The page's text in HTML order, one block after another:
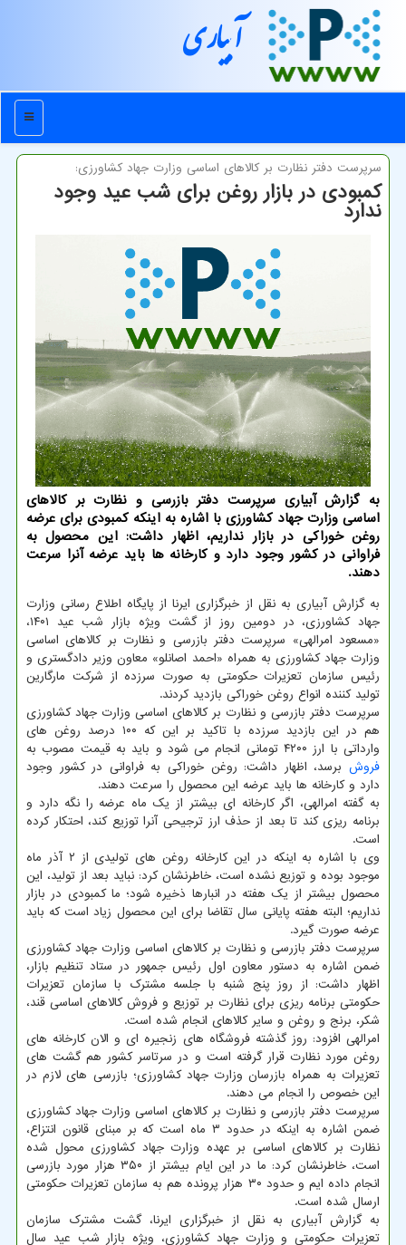
آبیاری
منو
سرپرست دفتر نظارت بر كالاهای اساسی وزارت جهاد كشاورزی:
کمبودی در بازار روغن برای شب عید وجود
ندارد
به گزارش آبیاری سرپرست دفتر بازرسی و نظارت بر کالاهای
اساسی وزارت جهاد کشاورزی با اشاره به اینکه کمبودی برای عرضه
روغن خوراکی در بازار نداریم، اظهار داشت: این محصول به
فراوانی در کشور وجود دارد و کارخانه ها باید عرضه آنرا سرعت
دهند.
به گزارش آبیاری به نقل از خبرگزاری ایرنا از پایگاه اطلاع رسانی وزارت
جهاد کشاورزی، در دومین روز از گشت ویژه بازار شب عید ۱۴۰۱،
«مسعود امرالهی» سرپرست دفتر بازرسی و نظارت بر کالاهای اساسی
وزارت جهاد کشاورزی به همراه «احمد اصانلو» معاون وزیر دادگستری و
رئیس سازمان تعزیرات حکومتی به صورت سرزده از شرکت مارگارین
تولید کننده انواع روغن خوراکی بازدید کردند.
سرپرست دفتر بازرسی و نظارت بر کالاهای اساسی وزارت جهاد کشاورزی
هم در این بازدید سرزده با تاکید بر این که ۱۰۰ درصد روغن های
وارداتی با ارز ۴۲۰۰ تومانی انجام می شود و باید به قیمت مصوب به
فروش برسد، اظهار داشت: روغن خوراکی به فراوانی در کشور وجود
دارد و کارخانه ها باید عرضه این محصول را سرعت دهند.
به گفته امرالهی، اگر کارخانه ای بیشتر از یک ماه عرضه را نگه دارد و
برنامه ریزی کند تا بعد از حذف ارز ترجیحی آنرا توزیع کند، احتکار کرده
است.
وی با اشاره به اینکه در این کارخانه روغن های تولیدی از ۲ آذر ماه
موجود بوده و توزیع نشده است، خاطرنشان کرد: نباید بعد از تولید، این
محصول بیشتر از یک هفته در انبارها ذخیره شود؛ ما کمبودی در بازار
نداریم؛ البته هفته پایانی سال تقاضا برای این محصول زیاد است که باید
عرضه صورت گیرد.
سرپرست دفتر بازرسی و نظارت بر کالاهای اساسی وزارت جهاد کشاورزی
ضمن اشاره به دستور معاون اول رئیس جمهور در ستاد تنظیم بازار،
اظهار داشت: از روز پنج شنبه با جلسه مشترک با سازمان تعزیرات
حکومتی برنامه ریزی برای نظارت بر توزیع و فروش کالاهای اساسی قند،
شکر، برنج و روغن و سایر کالاهای انجام شده است.
امرالهی افزود: روز گذشته فروشگاه های زنجیره ای و الان کارخانه های
روغن مورد نظارت قرار گرفته است و در سرتاسر کشور هم گشت های
تعزیرات به همراه بازرسان وزارت جهاد کشاورزی؛ بازرسی های لازم در
این خصوص را انجام می دهند.
سرپرست دفتر بازرسی و نظارت بر کالاهای اساسی وزارت جهاد کشاورزی
ضمن اشاره به اینکه در حدود ۳ ماه است که بر مبنای قانون انتزاع،
نظارت بر کالاهای اساسی بر عهده وزارت جهاد کشاورزی محول شده
است، خاطرنشان کرد: ما در این ایام بیشتر از ۳۵۰ هزار مورد بازرسی
انجام داده ایم و حدود ۳۰ هزار پرونده هم به سازمان تعزیرات حکومتی
ارسال شده است.
به گزارش آبیاری به نقل از خبرگزاری ایرنا، گشت مشترک سازمان
تعزیرات حکومتی و وزارت جهاد کشاورزی، ویژه بازار شب عید سال